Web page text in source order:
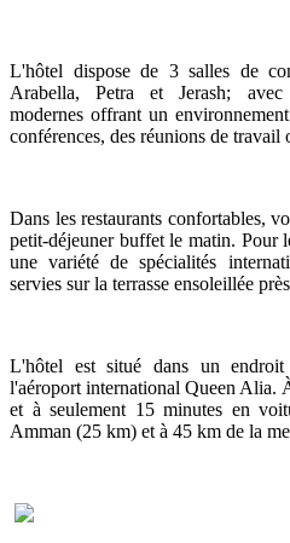
L'hôtel dispose de 3 salles de
Arabella, Petra et Jerash; avec
modernes offrant un
conférences, des réunions de travail
Dans les restaurants confortables,
petit-déjeuner buffet le matin. Pour
une variété de spécialités
servies sur la terrasse ensoleillée
L'hôtel est situé dans un
l'aéroport international Queen Alia.
et à seulement 15 minutes en
Amman (25 km) et à 45 km de la